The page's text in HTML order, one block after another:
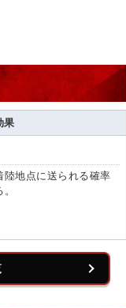
果
陸地点に送られる確率